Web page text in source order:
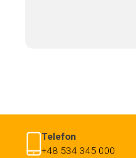
Telefon
+48 534 345 000